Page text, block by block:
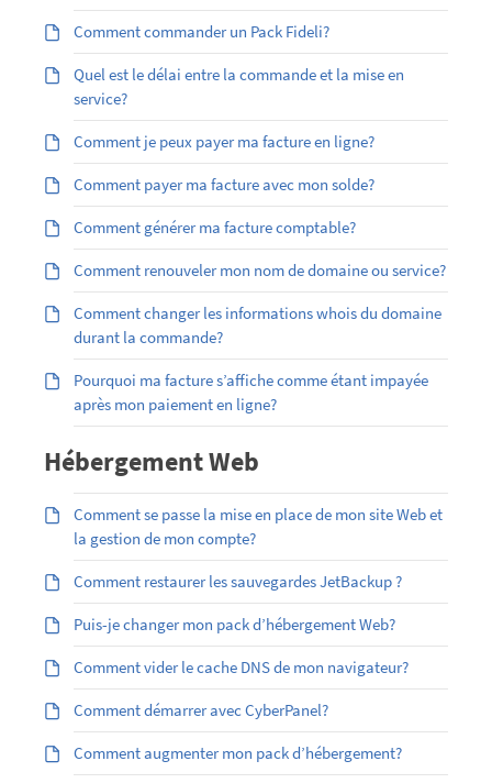
Comment commander un Pack Fideli?
Quel est le délai entre la commande et la mise en
service?
Comment je peux payer ma facture en ligne?
Comment payer ma facture avec mon solde?
Comment générer ma facture comptable?
Comment renouveler mon nom de domaine ou service?
Comment changer les informations whois du domaine
durant la commande?
Pourquoi ma facture s’affiche comme étant impayée
après mon paiement en ligne?
Hébergement Web
Comment se passe la mise en place de mon site Web et
la gestion de mon compte?
Comment restaurer les sauvegardes JetBackup ?
Puis-je changer mon pack d’hébergement Web?
Comment vider le cache DNS de mon navigateur?
Comment démarrer avec CyberPanel?
Comment augmenter mon pack d’hébergement?